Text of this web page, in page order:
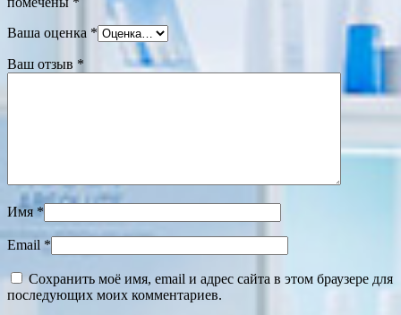
Ваша оценка *
Ваш отзыв *
Имя *
Email *
Сохранить моё имя, email и адрес сайта в этом браузере для
последующих моих комментариев.